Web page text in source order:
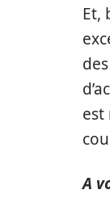
Et,
est
A